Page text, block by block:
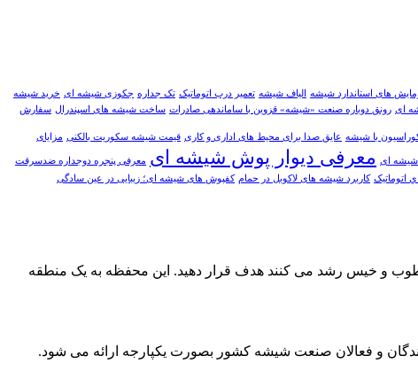
های استاندارد شیشه الیاف شیشه تعمير درب اتوماتيک تک جداره جکوزی شیشه ای خرید شیشه
ای رونق دوباره صنعت «شیشه» قزوین با ساماندهی صادرات ساخت شیشه های اسپندرال سفارش
با شیشه عایق صدا برای محیط های اداری و کاری قیمت شیشه سکوریت بالکنی مزایای
شیشه ای معرفی دیوار پوش شیشه ای معرفی پنجره دوجداره ضدسرقت
اتوماتيک کاربرد شیشه های لاکوبل در حمام کفپوش های شیشه ای؛ زیبایی در عین سادگی
و خیس رشد می کنند هدف قرار دهید. این محفظه به یک منطقه